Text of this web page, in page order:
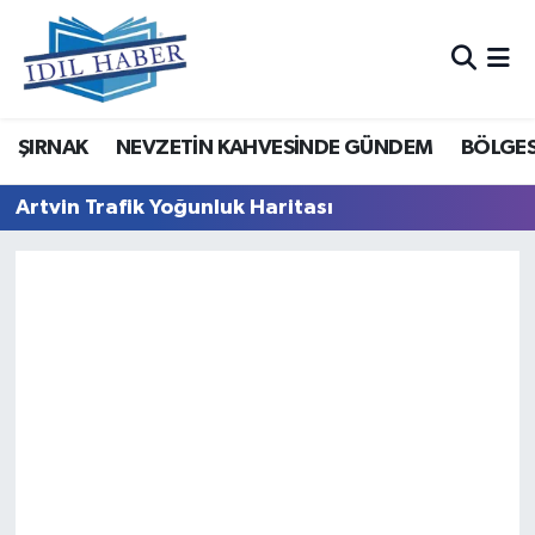
ŞIRNAK NEVZETİN KAHVESİNDE GÜNDEM
Artvin Trafik Yoğunluk Haritası
Nöbetçi Eczaneler
Hava Durumu
Trafik Durumu